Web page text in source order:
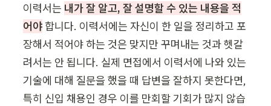
이력서는 내가 잘 알고, 잘 설명할 수 있는 내용을 적
어야 합니다. 이력서에는 자신이 한 일을 정리하고 포
장해서 적어야 하는 것은 맞지만 꾸며내는 것과 헷갈
려서는 안 됩니다. 실제 면접에서 이력서에 나와 있는
기술에 대해 질문을 했을 때 답변을 잘하지 못한다면,
특히 신입 채용인 경우 이를 만회할 기회가 많지 않습